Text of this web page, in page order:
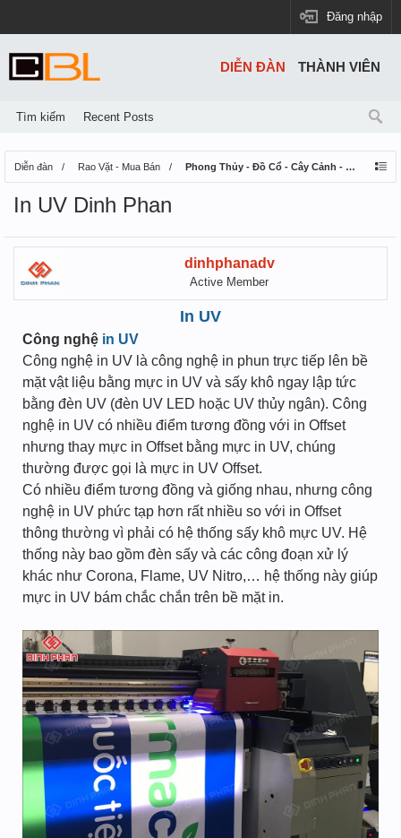
Đăng nhập
Diễn đàn Rao Vặt - Mua Bán Phong Thủy - Đồ Cổ - Cây Cảnh - Thú Nuôi
In UV Dinh Phan
dinhphanadv
Active Member
In UV
Công nghệ in UV
Công nghệ in UV là công nghệ in phun trực tiếp lên bề
mặt vật liệu bằng mực in UV và sấy khô ngay lập tức
bằng đèn UV (đèn UV LED hoặc UV thủy ngân). Công
nghệ in UV có nhiều điểm tương đồng với in Offset
nhưng thay mực in Offset bằng mực in UV, chúng
thường được gọi là mực in UV Offset.
Có nhiều điểm tương đồng và giống nhau, nhưng công
nghệ in UV phức tạp hơn rất nhiều so với in Offset
thông thường vì phải có hệ thống sấy khô mực UV. Hệ
thống này bao gồm đèn sấy và các công đoạn xử lý
khác như Corona, Flame, UV Nitro,… hệ thống này giúp
mực in UV bám chắc chắn trên bề mặt in.
DIỄN ĐÀN
Tìm kiếm Recent Posts
THÀNH VIÊN